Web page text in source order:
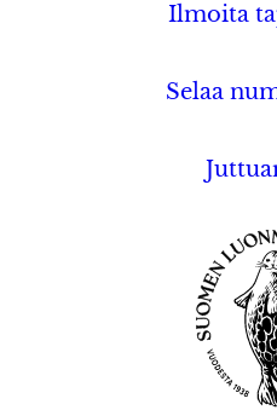
Ilmoita
Selaa